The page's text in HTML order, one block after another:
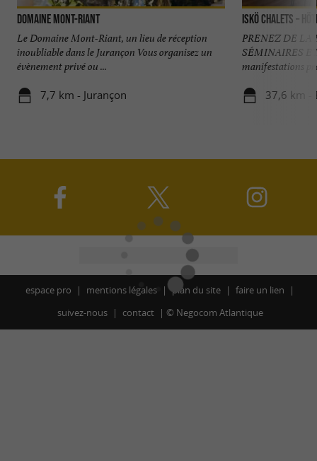
Domaine Mont-Riant
Le Domaine Mont-Riant, un lieu de réception
inoubliable dans le Jurançon Vous organisez un
évènement privé ou ...
7,7 km - Jurançon
ISKÖ Chalets –
PRENEZ DE LA
SÉMINAIRES
manifestations
37,6 km -
espace pro mentions légales plan du site
faire un lien
suivez-nous
contact © Negocom Atlantique